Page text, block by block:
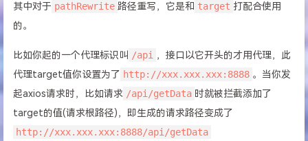
11
12
14
15
16
18
19
// '/api'就是告知，接口以'/api'开头的才用代理
changeOrigin : true, // 开启跨域，是否修改
ws: true, // 是否启用proxy websockets
// 路径重写，标识替换，也就是说会修改最终请
pathRewrite: {
'^/api': '' // 匹配以/api为开头的路径都
其中对于 pathRewrite 路径重写，它是和 target 打配合使用
的。
比如你起的一个代理标识叫 /api ，接口以它开头的才用代理，此
代理target值你设置为了 http://xxx.xxx.xxx:8888 。当你发
起axios请求时，比如请求 /api/getData 时就被拦截添加了
target的值(请求根路径)，即生成的请求路径变成了
http://xxx.xxx.xxx:8888/api/getData